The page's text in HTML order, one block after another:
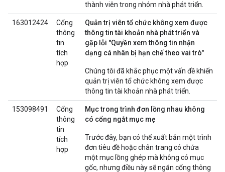
thành viên trong nhóm nhà phát triển.
163012424
Cổng
thông
tin
tích
hợp
Quản trị viên tổ chức không xem được
thông tin tài khoản nhà phát triển và
gặp lỗi "Quyền xem thông tin nhận
dạng cá nhân bị hạn chế theo vai trò"
Chúng tôi đã khắc phục một vấn đề khiến
quản trị viên tổ chức không xem được
thông tin tài khoản nhà phát triển.
153098491
Cổng
thông
tin
tích
hợp
Mục trong trình đơn lồng nhau không
có cổng ngắt mục mẹ
Trước đây, bạn có thể xuất bản một trình
đơn tiêu đề hoặc chân trang có chứa
một mục lồng ghép mà không có mục
gốc, nhưng điều này sẽ ngăn cổng thông